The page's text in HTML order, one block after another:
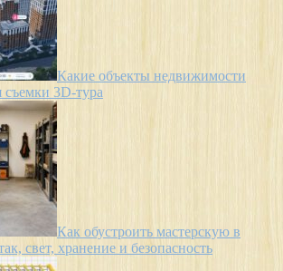
Какие объекты недвижимости
съемки 3D-тура
Как обустроить мастерскую в
свет, хранение и безопасность